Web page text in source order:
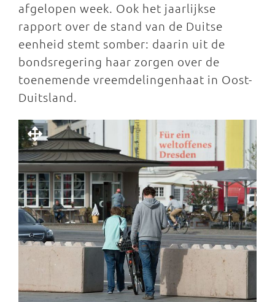
afgelopen week. Ook het jaarlijkse
rapport over de stand van de Duitse
eenheid stemt somber: daarin uit de
bondsregering haar zorgen over de
toenemende vreemdelingenhaat in Oost-
Duitsland.